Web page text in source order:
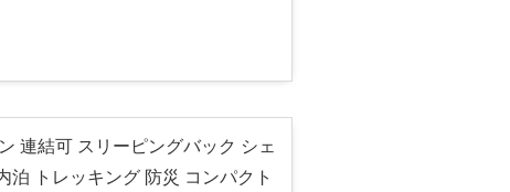
連結可 スリーピングバック シェ
トレッキング 防災 コンパクト